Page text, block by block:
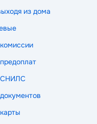
из дома
СНИЛС